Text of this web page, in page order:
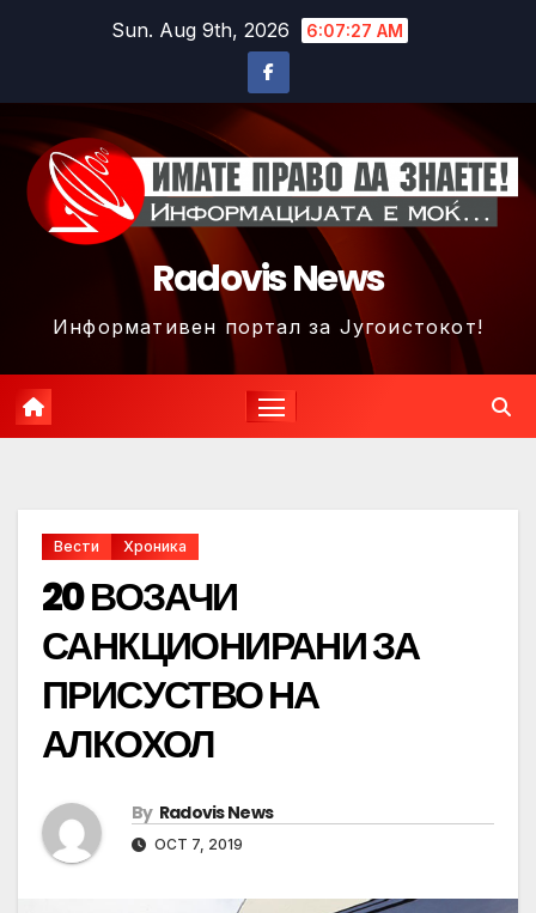
Sun. Aug 9th, 2026 6:07:30 AM
Radovis News
Информативен портал за Југоистокот!
Вести Хроника
20 ВОЗАЧИ
САНКЦИОНИРАНИ ЗА
ПРИСУСТВО НА
АЛКОХОЛ
By Radovis News
OCT 7, 2019